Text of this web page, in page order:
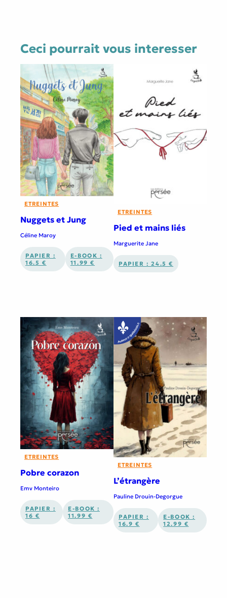
Ceci pourrait vous interesser
ETREINTES
Nuggets et Jung
Céline Maroy
PAPIER :
16.5 €
E-BOOK :
11.99 €
ETREINTES
Pied et mains liés
Marguerite Jane
PAPIER : 24.5 €
ETREINTES
Pobre corazon
Emv Monteiro
PAPIER :
16 €
E-BOOK :
11.99 €
ETREINTES
L’étrangère
Pauline Drouin-Degorgue
PAPIER :
16.9 €
E-BOOK :
12.99 €